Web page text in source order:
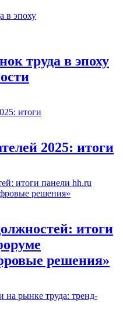
труда в эпоху
2025: итоги
итоги
решения»